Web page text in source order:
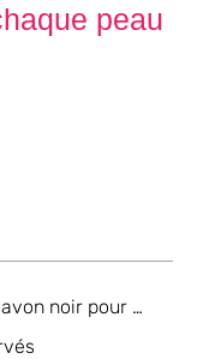
peau
Les bienfaits et les limites du savon noir pour le visage